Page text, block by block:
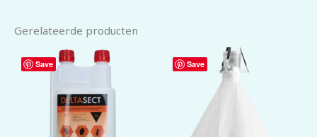
Gerelateerde producten
Save Save